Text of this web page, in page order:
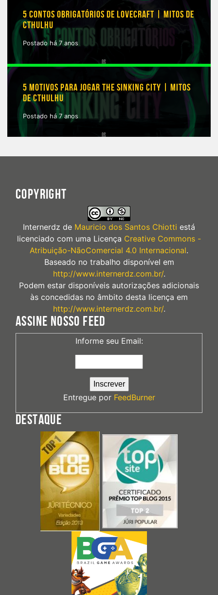
5 CONTOS OBRIGATÓRIOS DE LOVECRAFT | MITOS DE
CTHULHU
Postado há 7 anos
5 MOTIVOS PARA JOGAR THE SINKING CITY | MITOS
DE CTHULHU
Postado há 7 anos
COPYRIGHT
Internerdz de Mauricio dos Santos Chiotti está
licenciado com uma Licença Creative Commons -
Atribuição-NãoComercial 4.0 Internacional.
Baseado no trabalho disponível em
http://www.internerdz.com.br/.
Podem estar disponíveis autorizações adicionais
às concedidas no âmbito desta licença em
http://www.internerdz.com.br/.
ASSINE NOSSO FEED
Informe seu Email:
Entregue por FeedBurner
DESTAQUE